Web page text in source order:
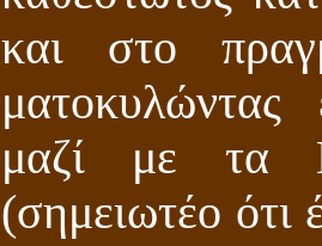
και στο
μαζί με τα
(σημειωτέο ότι